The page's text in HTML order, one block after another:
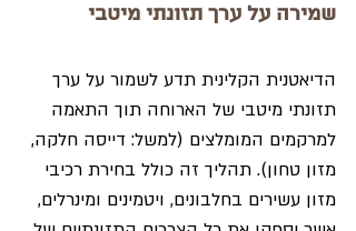
שמירה על ערך תזונתי מיטבי
הדיאטנית הקלינית תדע לשמור על ערך
תזונתי מיטבי של הארוחה תוך התאמה
למרקמים המומלצים (למשל: דייסה חלקה,
מזון טחון). תהליך זה כולל בחירת רכיבי
מזון עשירים בחלבונים, ויטמינים ומינרלים,